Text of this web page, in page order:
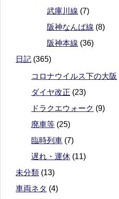
武庫川線 (7)
阪神なんば線 (8)
阪神本線 (36)
日記 (365)
コロナウイルス下の大阪
ダイヤ改正 (23)
ドラクエウォーク (9)
廃車等 (25)
臨時列車 (7)
遅れ・運休 (11)
未分類 (13)
車両ネタ (4)